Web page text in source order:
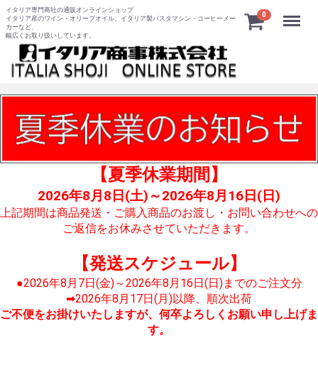
イタリア専門商社の通販オンラインショップ
イタリア産のワイン・オリーブオイル、イタリア製パスタマシン・コーヒーメー
カーなど、
幅広くお取り扱いしています。
0 Menu
【夏季休業期間】
2026年8月8日(土)～2026年8月16日(日)
上記期間は商品発送・ご購入商品のお渡し・お問い合わせへの
ご返信をお休みさせていただきます。
【発送スケジュール】
●2026年8月7日(金)～2026年8月16日(日)までのご注文分
➡2026年8月17日(月)以降、順次出荷
ご不便をお掛けいたしますが、何卒よろしくお願い申し上げま
す。